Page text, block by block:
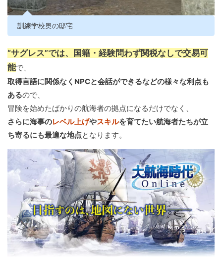
訓練学校奥の邸宅
“サグレス”では、国籍・経験問わず関税なしで交易可
能で、
取得言語に関係なくNPCと会話ができるなどの様々な利点も
あるので、
冒険を始めたばかりの航海者の拠点になるだけでなく、
さらに海事のレベル上げやスキルを育てたい航海者たちが立
ち寄るにも最適な地点となります。